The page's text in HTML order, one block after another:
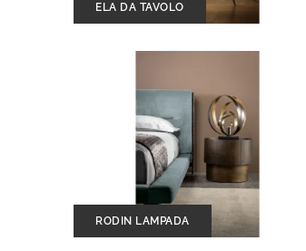
ELA DA TAVOLO
RODIN LAMPADA